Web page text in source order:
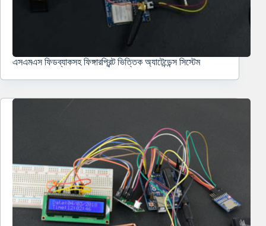
এসএমএস ফিডব্যাকসহ ফিঙ্গারপ্রিন্ট ভিত্তিক অ্যাটেন্ডেন্স সিস্টেম